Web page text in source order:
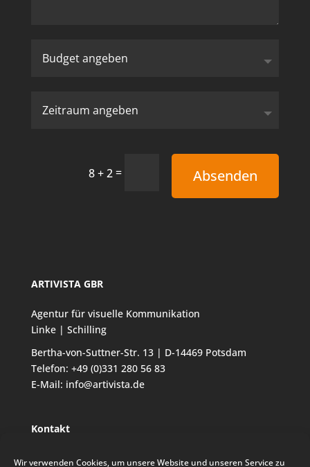
Wir verwenden Cookies, um unsere Website und unseren Service zu
8 + 2= Absenden
ARTIVISTA GBR
Agentur für visuelle Kommunikation
Linke | Schilling
Bertha-von-Suttner-Str. 13 | D-14469 Potsdam
Telefon: +49 (0)331 280 56 83
E-Mail: info@artivista.de
Kontakt